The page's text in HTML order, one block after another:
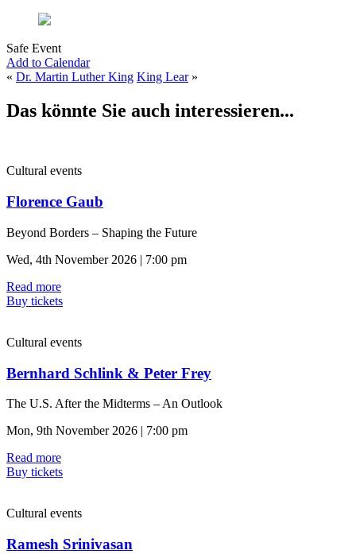
Safe Event
Add to Calendar
« Dr. Martin Luther King King Lear»
Das könnte Sie auch interessieren...
Cultural events
Florence Gaub
Beyond Borders – Shaping the Future
Wed, 4th November 2026 | 7:00 pm
Read more
Buy tickets
Cultural events
Bernhard Schlink & Peter Frey
The U.S. After the Midterms – An Outlook
Mon, 9th November 2026 | 7:00 pm
Read more
Buy tickets
Cultural events
Ramesh Srinivasan